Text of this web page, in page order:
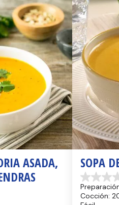
ASADA,
SOPA
0.0
de
5
Cocción: